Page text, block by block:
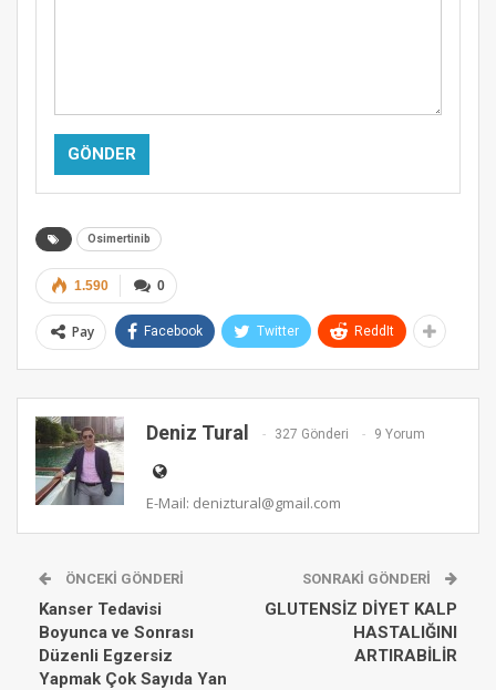
Alternative:
Osimertinib
0
1.590
Pay Facebook Twitter ReddIt
Deniz Tural 327 Gönderi 9 Yorum
E-Mail: deniztural@gmail.com
ÖNCEKI GÖNDERI
Kanser Tedavisi
Boyunca ve Sonrası
Düzenli Egzersiz
Yapmak Çok Sayıda Yan
SONRAKI GÖNDERI
GLUTENSİZ DİYET KALP
HASTALIĞINI
ARTIRABİLİR